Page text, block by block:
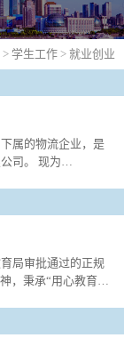
> 学生工作 > 就业创业
属的物流企业，是
司。 现为
局审批通过的正规
，秉承“用心教育，